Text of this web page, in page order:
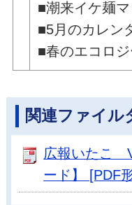
■潮来イケ麺
■5月のカレン
■春のエコロジ
関連ファイル
広報いたこ
ード】 [PDF